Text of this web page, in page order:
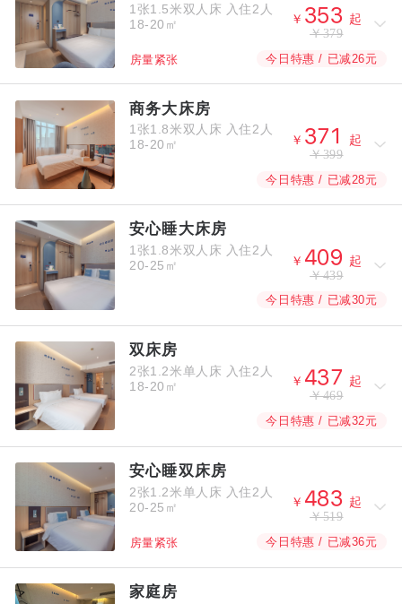
1张1.5米双人床 入住2人
18-20㎡
￥  起
￥379
房量紧张 今日特惠 / 已减26元
商务大床房
1张1.8米双人床 入住2人
18-20㎡
￥   
起
￥399
今日特惠 / 已减28元
安心睡大床房
1张1.8米双人床 入住2人
20-25㎡
￥ 
起
￥439
今日特惠 / 已减30元
双床房
2张1.2米单人床 入住2人
18-20㎡
￥  
起
￥469
今日特惠 / 已减32元
安心睡双床房
2张1.2米单人床 入住2人
20-25㎡
￥  起
￥519
房量紧张 今日特惠 / 已减36元
家庭房